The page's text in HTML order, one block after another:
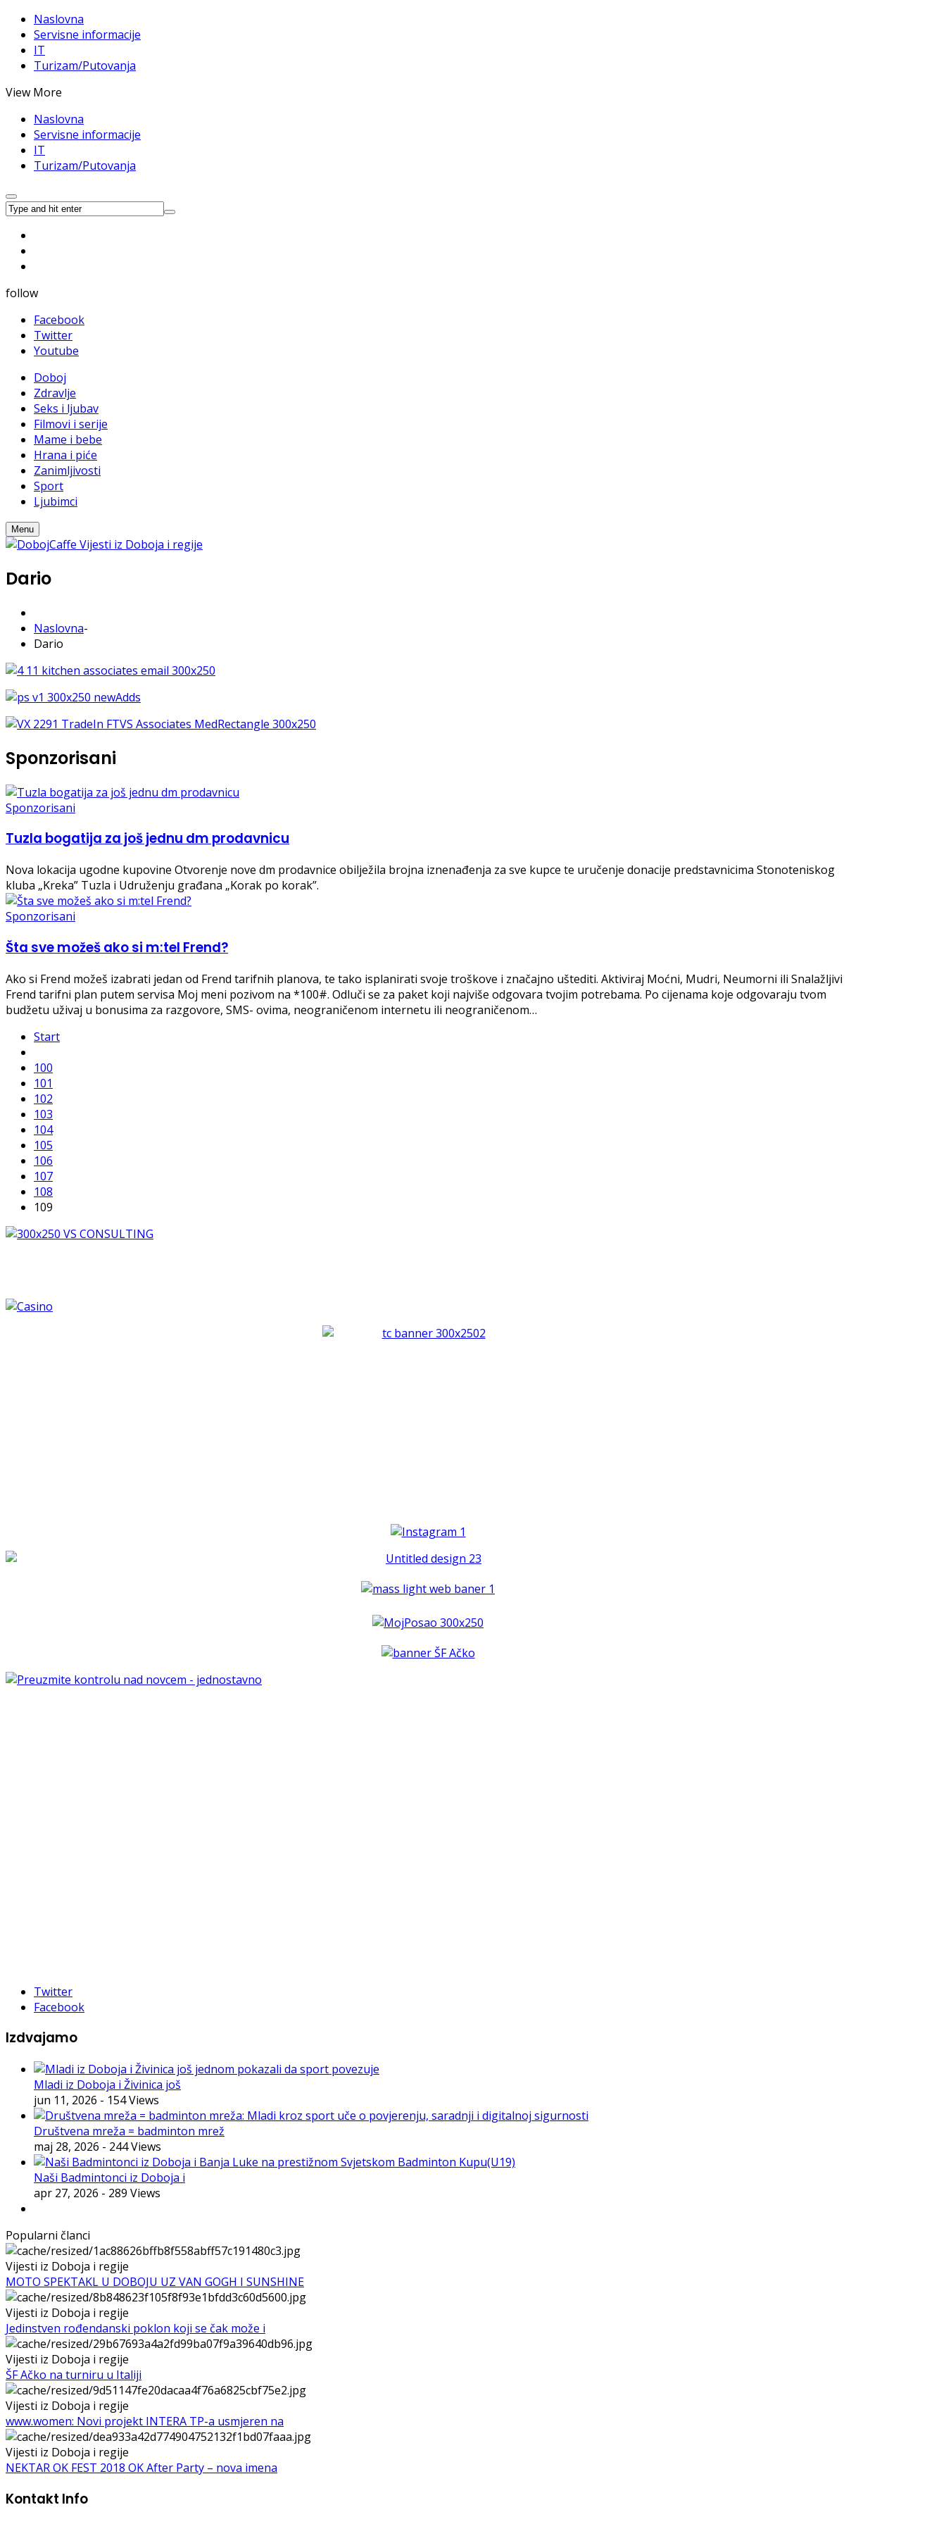
Naslovna
Servisne informacije
IT
Turizam/Putovanja
View More
Naslovna
Servisne informacije
IT
Turizam/Putovanja
follow
Facebook
Twitter
Youtube
Doboj
Zdravlje
Seks i ljubav
Filmovi i serije
Mame i bebe
Hrana i piće
Zanimljivosti
Sport
Ljubimci
Menu
Dario
Naslovna-
Dario
Sponzorisani
Sponzorisani
Tuzla bogatija za još jednu dm prodavnicu
Nova lokacija ugodne kupovine Otvorenje nove dm prodavnice obilježila brojna iznenađenja za sve kupce te uručenje donacije predstavnicima Stonoteniskog
kluba „Kreka” Tuzla i Udruženju građana „Korak po korak”.
Sponzorisani
Šta sve možeš ako si m:tel Frend?
Ako si Frend možeš izabrati jedan od Frend tarifnih planova, te tako isplanirati svoje troškove i značajno uštediti. Aktiviraj Moćni, Mudri, Neumorni ili Snalažljivi
Frend tarifni plan putem servisa Moj meni pozivom na *100#. Odluči se za paket koji najviše odgovara tvojim potrebama. Po cijenama koje odgovaraju tvom
budžetu uživaj u bonusima za razgovore, SMS- ovima, neograničenom internetu ili neograničenom…
Start
100
101
102
103
104
105
106
107
108
109
Twitter
Facebook
Izdvajamo
Mladi iz Doboja i Živinica još
jun 11, 2026 - 154 Views
Društvena mreža = badminton mrež
maj 28, 2026 - 244 Views
Naši Badmintonci iz Doboja i
apr 27, 2026 - 289 Views
Popularni članci
Vijesti iz Doboja i regije
MOTO SPEKTAKL U DOBOJU UZ VAN GOGH I SUNSHINE
Vijesti iz Doboja i regije
Jedinstven rođendanski poklon koji se čak može i
Vijesti iz Doboja i regije
ŠF Ačko na turniru u Italiji
Vijesti iz Doboja i regije
www.women: Novi projekt INTERA TP-a usmjeren na
Vijesti iz Doboja i regije
NEKTAR OK FEST 2018 OK After Party – nova imena
Kontakt Info